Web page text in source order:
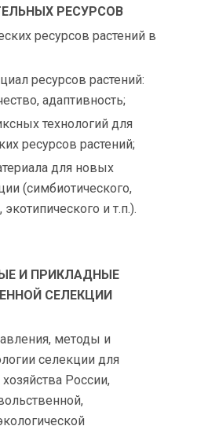
РЕСУРСОВ
ресурсов растений в
ресурсов растений:
адаптивность;
технологий для
ресурсов растений;
для новых
(симбиотического,
и т.п.).
И ПРИКЛАДНЫЕ
СЕЛЕКЦИИ
методы и
селекции для
России,